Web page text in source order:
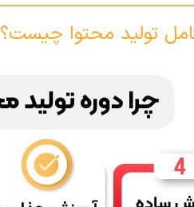
تولید محتوا چیست؟